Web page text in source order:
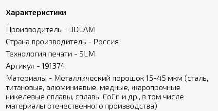
Характеристики
Производитель - 3DLAM
Страна производитель - Россия
Технология печати - SLM
Артикул - 191374
Материалы - Металлический порошок 15-45 мкм (сталь,
титановые, алюминиевые, медные, жаропрочные
никелевые сплавы, сплавы CoCr, и др., в том числе
материалы отечественного производства)